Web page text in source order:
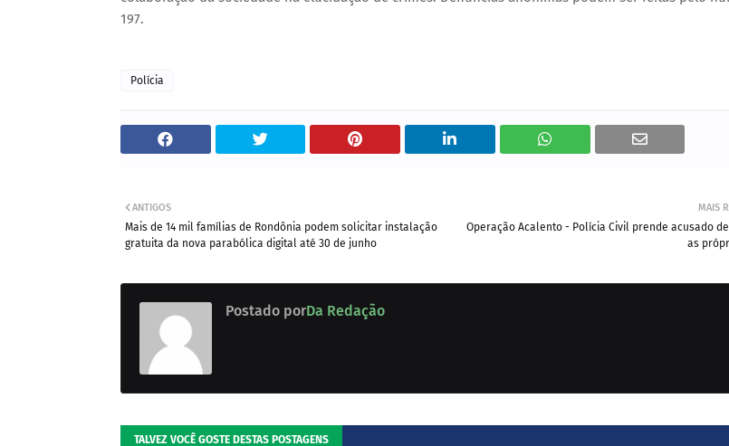
197.
Polícia
MAIS
Operação Acalento - Polícia Civil prende acusado
as
ANTIGOS
Mais de 14 mil famílias de Rondônia podem solicitar instalação
gratuita da nova parabólica digital até 30 de junho
Postado porDa Redação
TALVEZ VOCÊ GOSTE DESTAS POSTAGENS